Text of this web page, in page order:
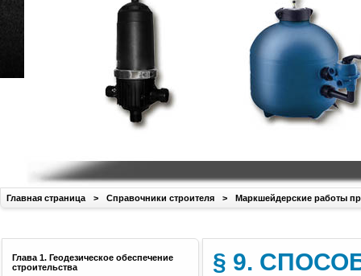
Главная страница > Справочники строителя > Маркшейдерские работы
§ 9.
Глава 1. Геодезическое обеспечение
строительства